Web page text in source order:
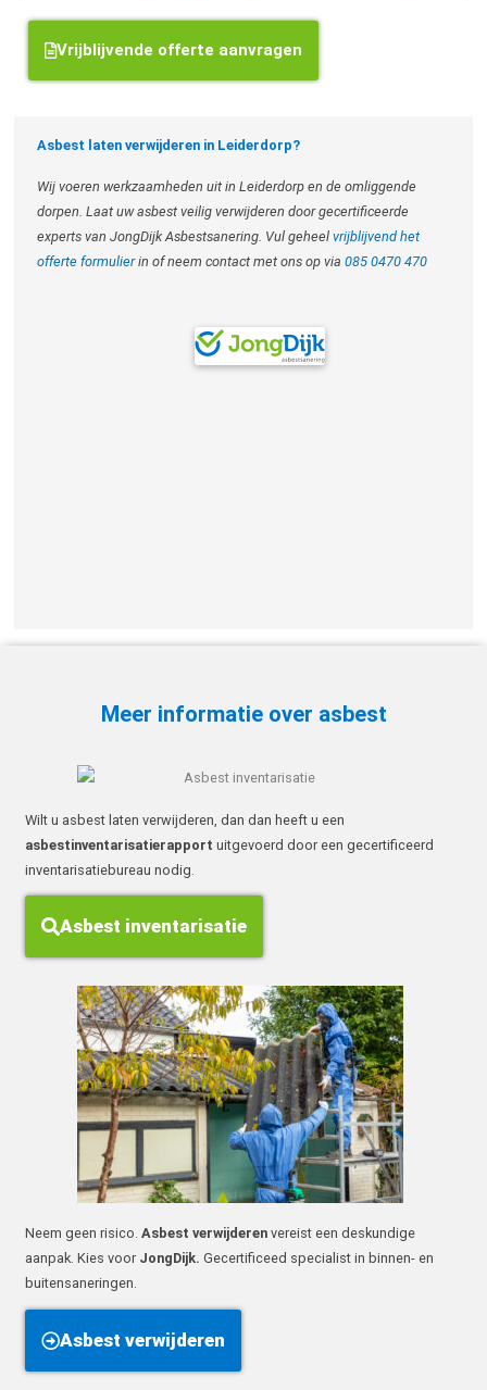
Vrijblijvende offerte aanvragen
Asbest laten verwijderen in Leiderdorp?
Wij voeren werkzaamheden uit in Leiderdorp en de omliggende
dorpen. Laat uw asbest veilig verwijderen door gecertificeerde
experts van JongDijk Asbestsanering. Vul geheel vrijblijvend het
offerte formulierin of neem contact met ons op via 085 0470 470
Meer informatie over asbest
Wilt u asbest laten verwijderen, dan dan heeft u een
asbestinventarisatierapport uitgevoerd door een gecertificeerd
inventarisatiebureau nodig.
Asbest inventarisatie
Neem geen risico. Asbest verwijderen vereist een deskundige
aanpak. Kies voor JongDijk. Gecertificeed specialist in binnen- en
buitensaneringen.
Asbest verwijderen